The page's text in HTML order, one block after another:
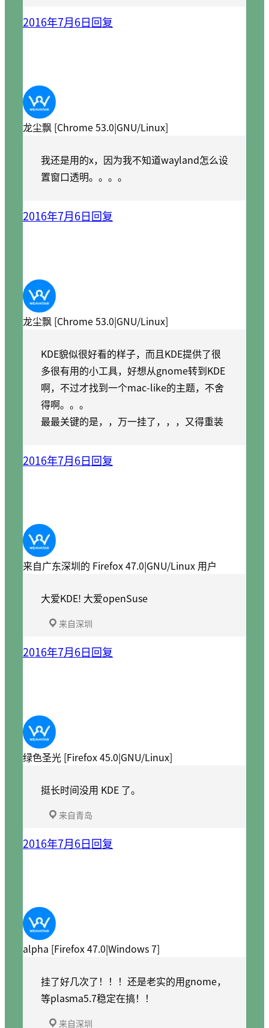
2016年7月6日回复
龙尘飘 [Chrome 53.0|GNU/Linux]
我还是用的x，因为我不知道wayland怎么设
置窗口透明。。。。
2016年7月6日回复
龙尘飘 [Chrome 53.0|GNU/Linux]
KDE貌似很好看的样子，而且KDE提供了很
多很有用的小工具，好想从gnome转到KDE
啊，不过才找到一个mac-like的主题，不舍
得啊。。。
最最关键的是，，万一挂了，，，又得重装
2016年7月6日回复
来自广东深圳的 Firefox 47.0|GNU/Linux 用户
大爱KDE! 大爱openSuse
来自深圳
2016年7月6日回复
绿色圣光 [Firefox 45.0|GNU/Linux]
挺长时间没用 KDE 了。
来自青岛
2016年7月6日回复
alpha [Firefox 47.0|Windows 7]
挂了好几次了！！！还是老实的用gnome，
等plasma5.7稳定在搞！！
来自深圳